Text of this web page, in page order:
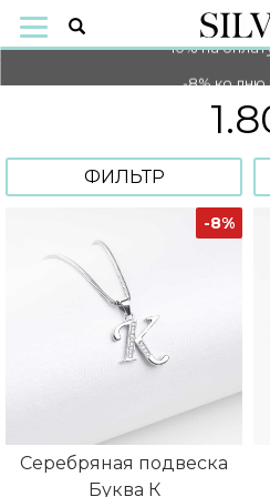
-10% на
-10% на
ФИЛЬТР
-8%
Серебряная подвеска
Буква К